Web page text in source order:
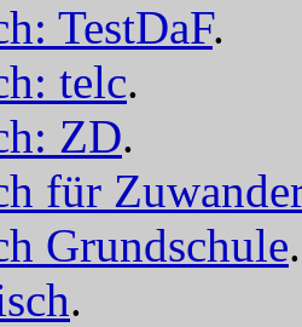
TestDaF.
telc.
ZD.
für
Grundschule.
.